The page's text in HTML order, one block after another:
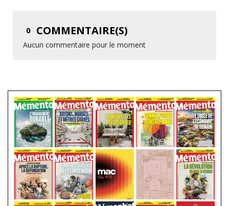
0 COMMENTAIRE(S)
Aucun commentaire pour le moment